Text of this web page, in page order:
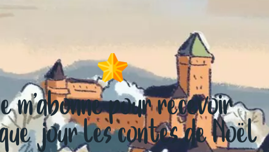
m’abonne pour recevoir
jour les contes de Noël